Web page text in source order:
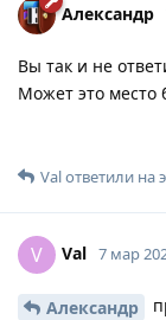
Александр
Вы так и не
Может это место
Valответили на
V Val 7 мар
Александр